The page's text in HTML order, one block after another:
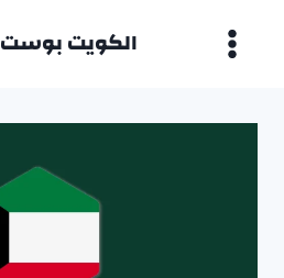
الكويت بوست